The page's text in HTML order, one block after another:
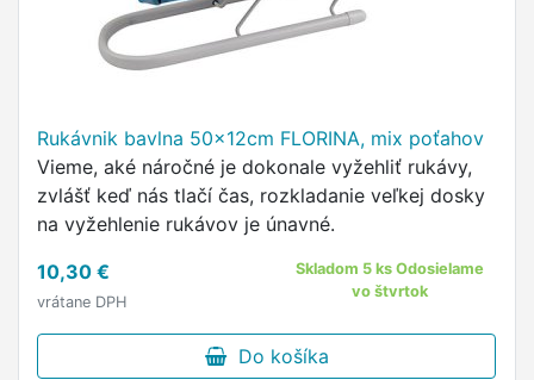
Rukávnik bavlna 50x12cm FLORINA, mix poťahov
Vieme, aké náročné je dokonale vyžehliť rukávy,
zvlášť keď nás tlačí čas, rozkladanie veľkej dosky
na vyžehlenie rukávov je únavné.
10,30 €
vrátane DPH
Skladom 5 ks Odosielame
vo štvrtok
Do košíka